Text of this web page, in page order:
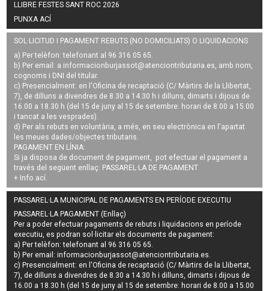
LLIBRE FESTES SANT ROC 2026
PUNXA ACÍ
SOL·LICITUD I PAGAMENT REBUTS (NO DOMICILIATS) O LIQUIDACIONS
a) Per telèfon: telefonant al 96 316 05 65.
b) Per email: a informacionburjassot@atenciontributaria.es, amb nom,
cognoms i DNI del titular.
c) Presencialment: en l'Oficina de recaptació (C/ Màrtirs de la Llibertat,
7), de dilluns a divendres de 8.30 a 14.30 h i dilluns, dimarts i dijous de
16.00 a 18.30 h (del 15 de juny al 15 de setembre: horari de 8.00 a 15.00
i tancat a les vesprades).
d) Per als rebuts en voluntària, a més, en seu electrònica en l'apartat
les meues dades/objectes tributaris.
PAGAMENT EN LÍNIA:
Si ja disposa de document de pagament, pot efectuar el pagament a
través del següent enllaç: PASSAREL·LA DE PAGAMENT
+ Info ací.
PASSAREL·LA MUNICIPAL DE PAGAMENTS EN PERÍODE EXECUTIU
PASSAREL·LA PAGAMENT (Enllaç)
Per a poder efectuar pagaments derebuts i liquidacions en període
executiu, es podran sol·licitar els documents de pagament:
a) Per telèfon: telefonant al 96 316 05 65.
b) Per email:informacionburjassot@atenciontributaria.es.
c) Presencialment: en l'Oficina de recaptació (C/ Màrtirs de la Llibertat,
7), de dilluns a divendres de 8.30 a 14.30 h i dilluns, dimarts i dijous de
16.00 a 18.30 h (del 15 de juny al 15 de setembre: horari de 8.00 a 15.00